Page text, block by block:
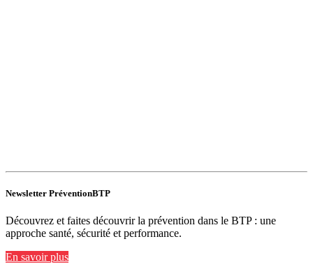
Newsletter PréventionBTP
Découvrez et faites découvrir la prévention dans le BTP : une
approche santé, sécurité et performance.
En savoir plus